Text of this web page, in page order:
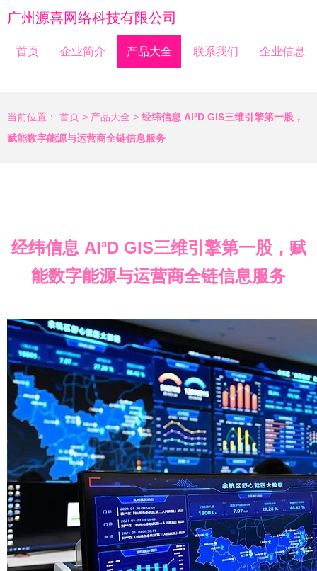
广州源喜网络科技有限公司
首页 企业简介 产品大全 联系我们 企业信息
当前位置： 首页 > 产品大全 > 经纬信息 AI³D GIS三维引擎第一股，
赋能数字能源与运营商全链信息服务
经纬信息 AI³D GIS三维引擎第一股，赋
能数字能源与运营商全链信息服务